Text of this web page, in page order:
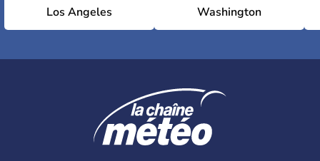
Los Angeles Washington